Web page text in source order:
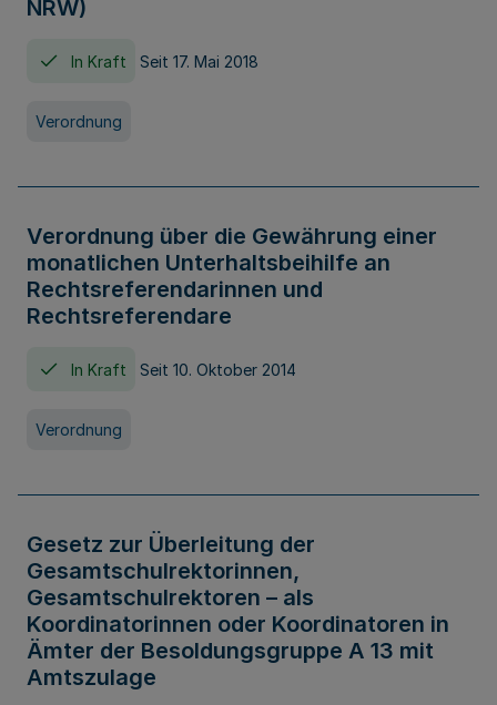
NRW)
In Kraft Seit 17. Mai 2018
Verordnung
Verordnung über die Gewährung einer
monatlichen Unterhaltsbeihilfe an
Rechtsreferendarinnen und
Rechtsreferendare
In Kraft Seit 10. Oktober 2014
Verordnung
Gesetz zur Überleitung der
Gesamtschulrektorinnen,
Gesamtschulrektoren – als
Koordinatorinnen oder Koordinatoren in
Ämter der Besoldungsgruppe A 13 mit
Amtszulage